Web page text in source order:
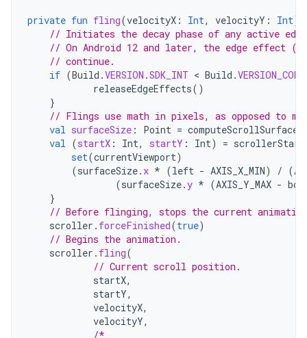
private fun fling(velocityX : Int, velocityY : Int)
// Initiates the decay phase of any active
// On Android 12 and later, the edge effect
// continue.
if (Build .VERSION .SDK_INT < Build .
releaseEdgeEffects()
}
// Flings use math in pixels, as opposed to
val surfaceSize : Point =
val (startX : Int, startY : Int) =
set(currentViewport)
(surfaceSize. x * (left - AXIS_X_MIN) / (
(surfaceSize.y * (AXIS_Y_MAX -
}
// Before flinging, stops the current
scroller . forceFinished(true)
// Begins the animation.
scroller . fling(
// Current scroll position.
startX,
startY,
velocityX,
velocityY,
/*